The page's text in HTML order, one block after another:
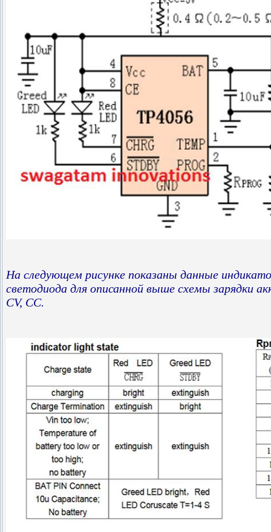
На следующем рисунке показаны данные
светодиода для описанной выше схемы зарядки
CV, CC.